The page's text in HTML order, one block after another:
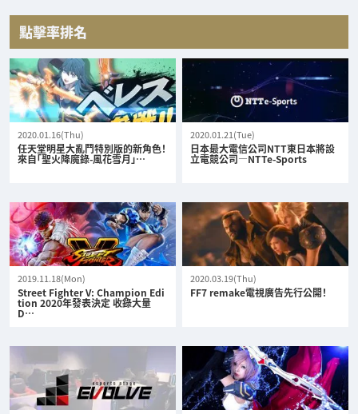
點擊率排名
2020.01.16(Thu)
任天堂明星大亂鬥特別版的新角色！
來自「聖火降魔錄-風花雪月」…
2020.01.21(Tue)
日本最大電信公司NTT東日本將設
立電競公司—NTTe-Sports
2019.11.18(Mon)
Street Fighter V: Champion Edi
tion 2020年發表決定 收錄大量
D…
2020.03.19(Thu)
FF7 remake電視廣告先行公開！